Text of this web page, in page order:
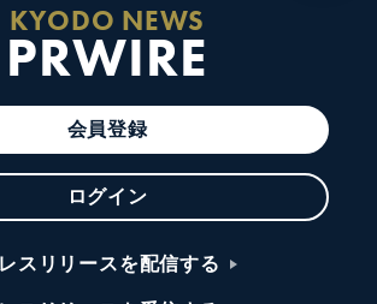
KYODO NEWS
PRWIRE
会員登録
ログイン
スリリースを配信する